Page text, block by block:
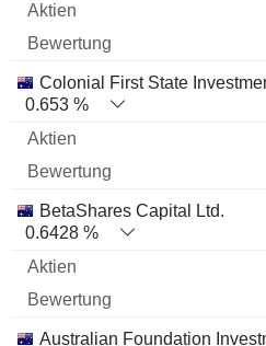
Colonial First State
0.653 %
BetaShares Capital Ltd.
0.6428 %
Australian Foundation